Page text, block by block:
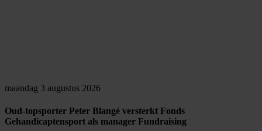
maandag 3 augustus 2026
Oud-topsporter Peter Blangé versterkt Fonds
Gehandicaptensport als manager Fundraising